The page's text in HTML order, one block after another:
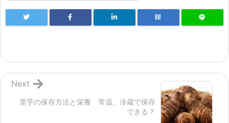
B!
里芋の保存方法と栄養 常温、冷蔵で保存
できる？
Next